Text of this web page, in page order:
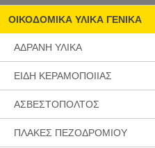
ΟΙΚΟΔΟΜΙΚΑ ΥΛΙΚΑ ΓΕΝΙΚΑ
ΑΔΡΑΝΗ ΥΛΙΚΑ
ΕΙΔΗ ΚΕΡΑΜΟΠΟΙΙΑΣ
ΑΣΒΕΣΤΟΠΟΛΤΟΣ
ΠΛΑΚΕΣ ΠΕΖΟΔΡΟΜΙΟΥ